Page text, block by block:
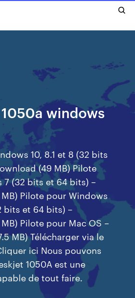
windows
10, 8.1 et 8 (32 bits
(49 MB) Pilote
7 (32 bits et 64 bits) –
Pilote pour Windows
bits et 64 bits) –
Pilote pour Mac OS –
MB) Télécharger via le
ici Nous pouvons
1050A est une
de tout faire.